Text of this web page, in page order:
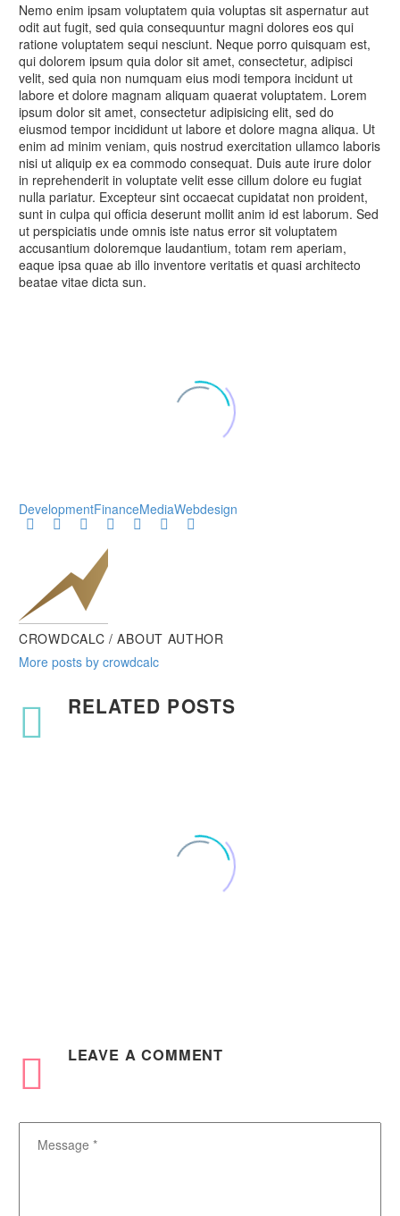
Nemo enim ipsam voluptatem quia voluptas sit aspernatur aut
odit aut fugit, sed quia consequuntur magni dolores eos qui
ratione voluptatem sequi nesciunt. Neque porro quisquam est,
qui dolorem ipsum quia dolor sit amet, consectetur, adipisci
velit, sed quia non numquam eius modi tempora incidunt ut
labore et dolore magnam aliquam quaerat voluptatem. Lorem
ipsum dolor sit amet, consectetur adipisicing elit, sed do
eiusmod tempor incididunt ut labore et dolore magna aliqua. Ut
enim ad minim veniam, quis nostrud exercitation ullamco laboris
nisi ut aliquip ex ea commodo consequat. Duis aute irure dolor
in reprehenderit in voluptate velit esse cillum dolore eu fugiat
nulla pariatur. Excepteur sint occaecat cupidatat non proident,
sunt in culpa qui officia deserunt mollit anim id est laborum. Sed
ut perspiciatis unde omnis iste natus error sit voluptatem
accusantium doloremque laudantium, totam rem aperiam,
eaque ipsa quae ab illo inventore veritatis et quasi architecto
beatae vitae dicta sun.
DevelopmentFinanceMediaWebdesign
CROWDCALC / ABOUT AUTHOR
More posts by crowdcalc
RELATED POSTS
100% Width Sample
sollicitudin, lorem quis bibendum auctor, nisi elit consequat
vulputate cursus a sit amet mauris. Morbi accumsan ipsum velit.
Nam nec tellus a odio tincidunt auctor a ornare odio. Sed non
mauris vitae erat consequat auctor eu in elit.
LEAVE A COMMENT